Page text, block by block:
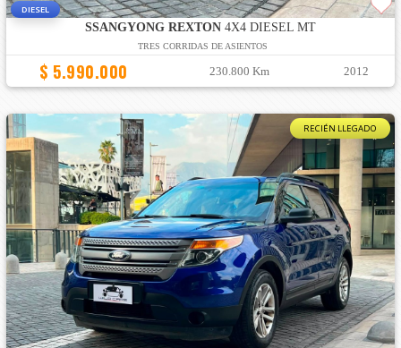
DIESEL
SSANGYONG REXTON4X4 DIESEL MT
TRES CORRIDAS DE ASIENTOS
$ 5.990.000 230.800 Km 2012
RECIÉN LLEGADO